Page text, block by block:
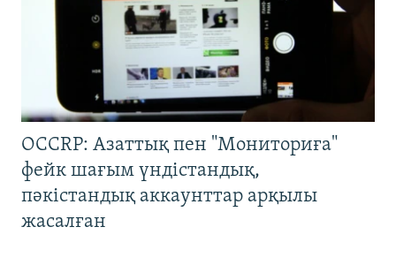
OCCRP: Азаттық пен "Мониториға"
фейк шағым үндістандық,
пәкістандық аккаунттар арқылы
жасалған